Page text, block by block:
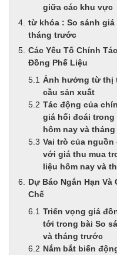
giữa các khu vực
từ khóa : So sánh
tháng trước
Các Yếu Tố Chính
Đồng Phế Liệu
Ảnh hưởng từ thị
cầu sản xuất
Tác động của
giá hối đoái trong
hôm nay và
Vai trò của
với giá thu mua
liệu hôm nay và
Dự Báo Ngắn Hạn
Chế
Triển vọng giá
tới trong bài So
và tháng trước
Nắm bắt biến